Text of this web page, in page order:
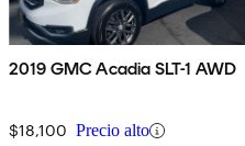
2019 GMC Acadia SLT-1 AWD
$18,100 Precio alto